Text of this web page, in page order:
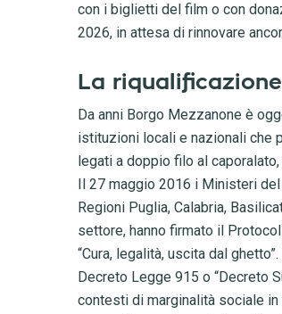
con i biglietti del film o con
2026, in attesa di rinnovare
La
Da anni Borgo Mezzanone è
istituzioni locali e nazionali che
legati a doppio filo al
Il 27 maggio 2016 i Ministeri
Regioni Puglia, Calabria,
settore, hanno firmato il
“Cura, legalità, uscita dal
Decreto Legge 915 o “Decreto
contesti di marginalità sociale